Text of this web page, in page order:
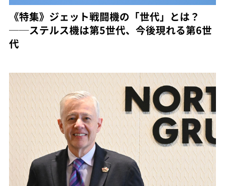
《特集》ジェット戦闘機の「世代」とは？
──ステルス機は第5世代、今後現れる第6世
代